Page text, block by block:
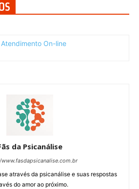
da Psicanálise
através da psicanálise e suas respostas
do amor ao próximo.